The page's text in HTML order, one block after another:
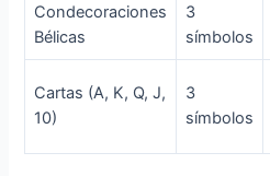
Condecoraciones
Bélicas
3
símbolos
Cartas (A, K, Q, J,
10)
3
símbolos